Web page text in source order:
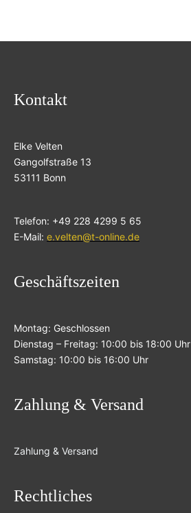
Kontakt
Elke Velten
Gangolfstraße 13
53111 Bonn
Telefon: +49 228 4299 5 65
E-Mail: e.velten@t-online.de
Geschäftszeiten
Montag: Geschlossen
Dienstag – Freitag: 10:00 bis 18:00 Uhr
Samstag: 10:00 bis 16:00 Uhr
Zahlung & Versand
Zahlung & Versand
Rechtliches